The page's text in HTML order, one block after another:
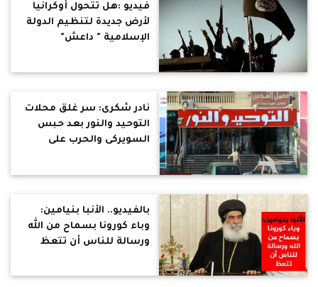
فيديو :هل تتحول أوكرانيا
لأرض جديدة لتنظيم الدولة
الإسلامية " داعش"
نادر شكرى: سر غلق محلات
التوحيد والنور بعد حبس
السويركى والحرب على
بالفيديو.. الأنبا بنيامين:
وباء كورونا بسماح من الله
ورسالة للناس أن تتعظ